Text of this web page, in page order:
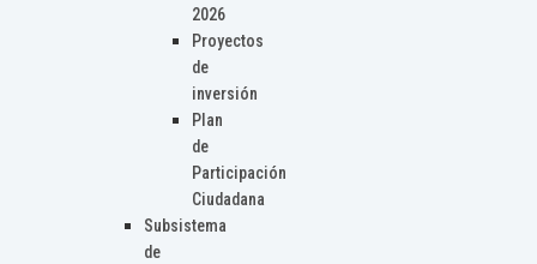
2026
Proyectos
de
inversión
Plan
de
Participación
Ciudadana
Subsistema
de